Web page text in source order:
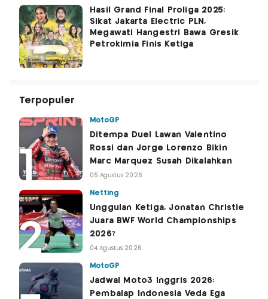
Hasil Grand Final Proliga 2025:
Sikat Jakarta Electric PLN,
Megawati Hangestri Bawa Gresik
Petrokimia Finis Ketiga
Terpopuler
MotoGP
Ditempa Duel Lawan Valentino
Rossi dan Jorge Lorenzo Bikin
Marc Marquez Susah Dikalahkan
05 Agustus 2026
Netting
Unggulan Ketiga, Jonatan Christie
Juara BWF World Championships
2026?
04 Agustus 2026
MotoGP
Jadwal Moto3 Inggris 2026:
Pembalap Indonesia Veda Ega